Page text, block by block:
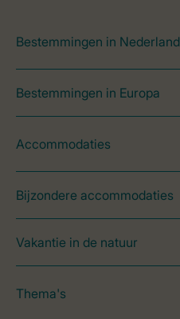
Bestemmingen in Nederland
Bestemmingen in Europa
Accommodaties
Bijzondere accommodaties
Vakantie in de natuur
Thema's